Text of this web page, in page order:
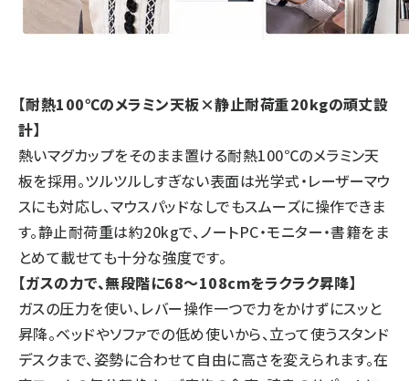
【耐熱100℃のメラミン天板×静止耐荷重20kgの頑丈設
計】
熱いマグカップをそのまま置ける耐熱100℃のメラミン天
板を採用。ツルツルしすぎない表面は光学式・レーザーマウ
スにも対応し、マウスパッドなしでもスムーズに操作できま
す。静止耐荷重は約20kgで、ノートPC・モニター・書籍をま
とめて載せても十分な強度です。
【ガスの力で、無段階に68～108cmをラクラク昇降】
ガスの圧力を使い、レバー操作一つで力をかけずにスッと
昇降。ベッドやソファでの低め使いから、立って使うスタンド
デスクまで、姿勢に合わせて自由に高さを変えられます。在